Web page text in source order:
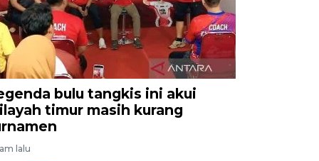
bulu tangkis ini akui
timur masih kurang
lalu